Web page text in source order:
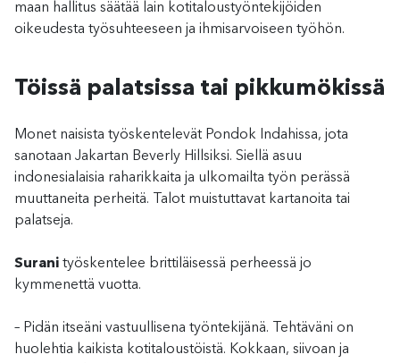
maan hallitus säätää lain kotitaloustyöntekijöiden
oikeudesta työsuhteeseen ja ihmisarvoiseen työhön.
Töissä palatsissa tai pikkumökissä
Monet naisista työskentelevät Pondok Indahissa, jota
sanotaan Jakartan Beverly Hillsiksi. Siellä asuu
indonesialaisia raharikkaita ja ulkomailta työn perässä
muuttaneita perheitä. Talot muistuttavat kartanoita tai
palatseja.
Surani työskentelee brittiläisessä perheessä jo
kymmenettä vuotta.
– Pidän itseäni vastuullisena työntekijänä. Tehtäväni on
huolehtia kaikista kotitaloustöistä. Kokkaan, siivoan ja